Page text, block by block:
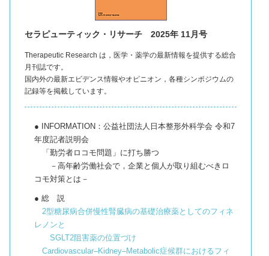
セラピューティック・リサーチ 2025年 11月号
Therapeutic Research は，医学・薬学の最新情報を提供する総合
月刊誌です。
国内外の最新エビデンス情報やオピニオン，各種シンポジウムの
記録等を掲載しています。
● INFORMATION：公益社団法人日本整形外科学会 令和7
年度記者説明会
「勤労者ロコモ問題」に打ち勝つ
－高年齢労働社会で，企業と個人が取り組むべきロ
コモ対策とは－
● 総 説
2型糖尿病合併慢性腎臓病の基礎治療薬としてのフィネ
レノンと
SGLT2阻害薬の位置づけ
Cardiovascular–Kidney–Metabolic症候群におけるフィ